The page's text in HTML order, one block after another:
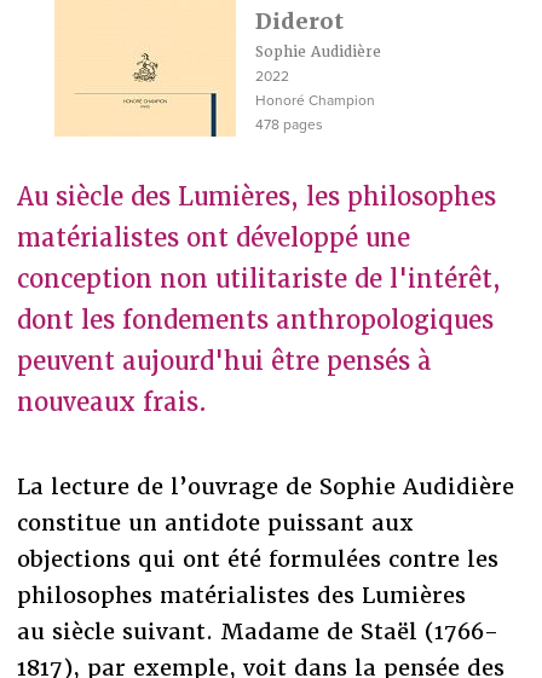
Diderot
Sophie Audidière
2022
Honoré Champion
478 pages
Au siècle des Lumières, les philosophes
matérialistes ont développé une
conception non utilitariste de l'intérêt,
dont les fondements anthropologiques
peuvent aujourd'hui être pensés à
nouveaux frais.
La lecture de l’ouvrage de Sophie Audidière
constitue un antidote puissant aux
objections qui ont été formulées contre les
philosophes matérialistes des Lumières
au siècle suivant. Madame de Staël (1766-
1817), par exemple, voit dans la pensée des